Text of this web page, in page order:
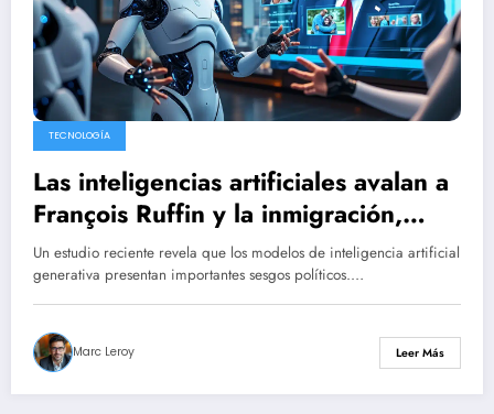
TECNOLOGÍA
Las inteligencias artificiales avalan a
François Ruffin y la inmigración,
mientras rechazan a Donald Trump:
una tendencia de izquierda incluso
para los de Elon Musk.
Un estudio reciente revela que los modelos de inteligencia artificial
generativa presentan importantes sesgos políticos.…
Marc Leroy Leer Más